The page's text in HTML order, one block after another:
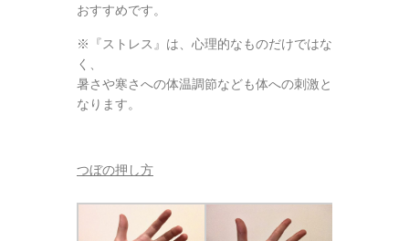
おすすめです。
※『ストレス』は、心理的なものだけではな
く、
暑さや寒さへの体温調節なども体への刺激と
なります。
つぼの押し方